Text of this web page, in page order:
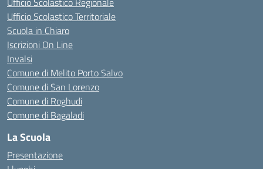
Ufficio Scolastico Territoriale
Scuola in Chiaro
Iscrizioni On Line
Invalsi
Comune di Melito Porto Salvo
Comune di San Lorenzo
Comune di Roghudi
Comune di Bagaladi
La Scuola
Presentazione